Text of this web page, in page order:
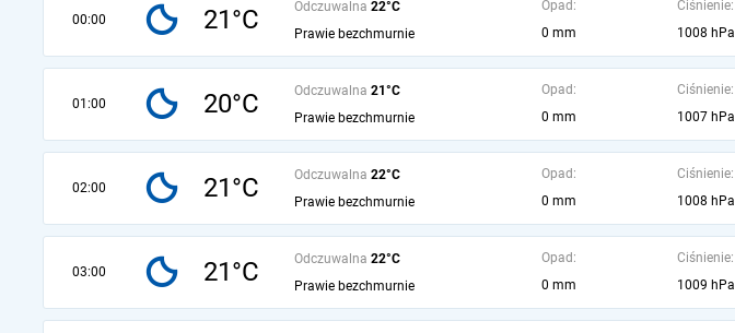
00:00 21°C Odczuwalna 22°C
Prawie bezchmurnie
Opad:
0 mm
Ciśnienie:
1008 hPa
01:00 20°C Odczuwalna 21°C
Prawie bezchmurnie
Opad:
0 mm
Ciśnienie:
1007 hPa
02:00 21°C Odczuwalna 22°C
Prawie bezchmurnie
Opad:
0 mm
Ciśnienie:
1008 hPa
03:00 21°C Odczuwalna 22°C
Prawie bezchmurnie
Opad:
0 mm
Ciśnienie:
1009 hPa